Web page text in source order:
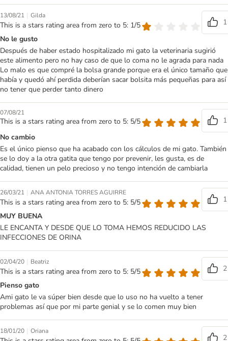
13/08/21 | Gilda
This is a stars rating area from zero to 5: 1/5
1
No le gusto
Después de haber estado hospitalizado mi gato la veterinaria sugirió
este alimento pero no hay caso de que lo coma no le agrada para nada
Lo malo es que compré la bolsa grande porque era el único tamaño que
había y quedó ahí perdida deberían sacar bolsita más pequeñas para así
no tener que perder tanto dinero
07/08/21
This is a stars rating area from zero to 5: 5/5
1
No cambio
Es el único pienso que ha acabado con los cálculos de mi gato. También
se lo doy a la otra gatita que tengo por prevenir, les gusta, es de
calidad, tienen un pelo precioso y no tengo intención de cambiarla
26/03/21 | ANA ANTONIA TORRES AGUIRRE
This is a stars rating area from zero to 5: 5/5
1
MUY BUENA
LE ENCANTA Y DESDE QUE LO TOMA HEMOS REDUCIDO LAS
INFECCIONES DE ORINA
02/04/20 | Beatriz
This is a stars rating area from zero to 5: 5/5
2
Pienso gato
Ami gato le va súper bien desde que lo uso no ha vuelto a tener
problemas así que por mi parte genial y se lo comen muy bien
18/01/20 | Oriana
2